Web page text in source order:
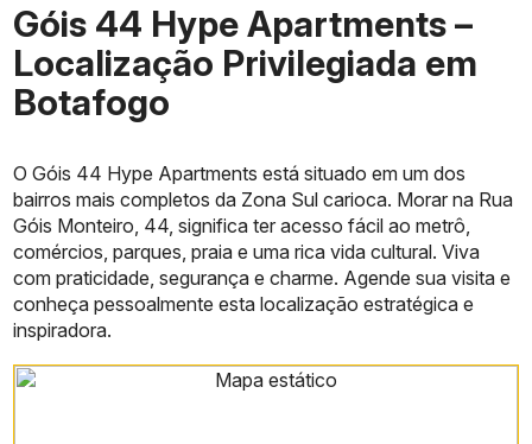
Góis 44 Hype Apartments –
Localização Privilegiada em
Botafogo
O Góis 44 Hype Apartments está situado em um dos
bairros mais completos da Zona Sul carioca. Morar na Rua
Góis Monteiro, 44, significa ter acesso fácil ao metrô,
comércios, parques, praia e uma rica vida cultural. Viva
com praticidade, segurança e charme. Agende sua visita e
conheça pessoalmente esta localização estratégica e
inspiradora.